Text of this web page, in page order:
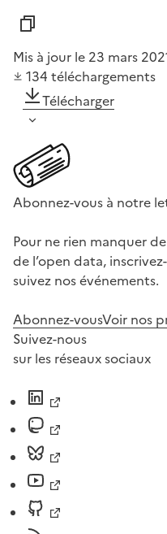
Mis à jour le 23 mars
134 téléchargements
Télécharger
Abonnez-vous à notre
Pour ne rien manquer
de l’open data,
suivez nos événements.
Abonnez-vousVoir nos
Suivez-nous
sur les réseaux sociaux